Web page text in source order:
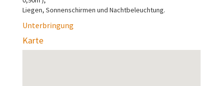
Liegen, Sonnenschirmen und Nachtbeleuchtung.
Unterbringung
Karte